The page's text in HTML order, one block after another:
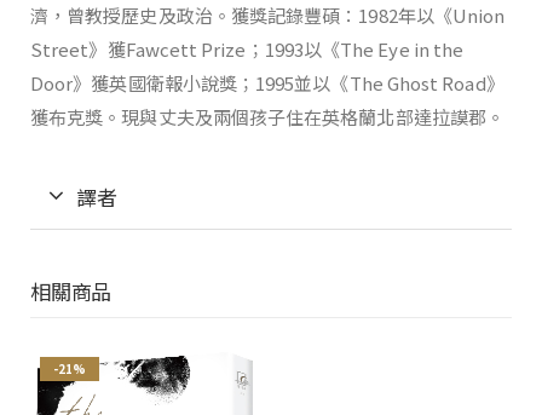
濟，曾教授歷史及政治。獲獎記錄豐碩：1982年以《Union
Street》獲Fawcett Prize；1993以《The Eye in the
Door》獲英國衛報小說獎；1995並以《The Ghost Road》
獲布克獎。現與丈夫及兩個孩子住在英格蘭北部達拉謨郡。
譯者
相關商品
-21%